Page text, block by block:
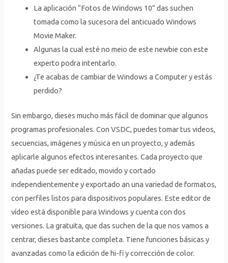
La aplicación “Fotos de Windows 10” das suchen
tomada como la sucesora del anticuado Windows
Movie Maker.
Algunas la cual esté no meio de este newbie con este
experto podra intentarlo.
¿Te acabas de cambiar de Windows a Computer y estás
perdido?
Sin embargo, dieses mucho más fácil de dominar que algunos
programas profesionales. Con VSDC, puedes tomar tus videos,
secuencias, imágenes y música en un proyecto, y además
aplicarle algunos efectos interesantes. Cada proyecto que
añadas puede ser editado, movido y cortado
independientemente y exportado an una variedad de formatos,
con perfiles listos para dispositivos populares. Este editor de
vídeo está disponible para Windows y cuenta con dos
versiones. La gratuita, que das suchen de la que nos vamos a
centrar, dieses bastante completa. Tiene funciones básicas y
avanzadas como la edición de hi-fi y corrección de color.